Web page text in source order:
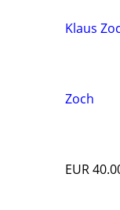
Klaus
Zoch
EUR